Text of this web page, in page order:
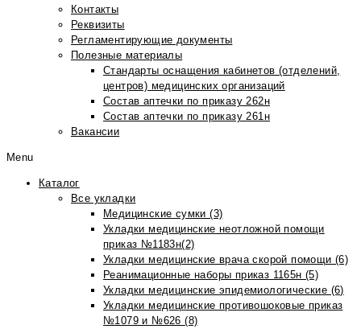
Контакты
Реквизиты
Регламентирующие документы
Полезные материалы
Стандарты оснащения кабинетов (отделений,
центров) медицинских организаций
Состав аптечки по приказу 262н
Состав аптечки по приказу 261н
Вакансии
Menu
Каталог
Все укладки
Медицинские сумки (3)
Укладки медицинские неотложной помощи
приказ №1183н(2)
Укладки медицинские врача скорой помощи (6)
Реанимационные наборы приказ 1165н (5)
Укладки медицинские эпидемиологические (6)
Укладки медицинские противошоковые приказ
№1079 и №626 (8)